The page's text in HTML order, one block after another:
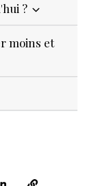
?
moins et